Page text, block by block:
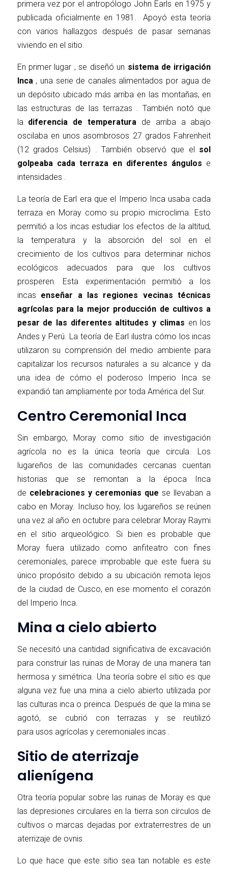
primera vez por el antropólogo John Earls en 1975 y
publicada oficialmente en 1981. Apoyó esta teoría
con varios hallazgos después de pasar semanas
viviendo en el sitio.
En primer lugar ,se diseñó un sistema de irrigación
Inca, una serie de canales alimentados por agua de
un depósito ubicado más arriba en las montañas, en
las estructuras de las terrazas . También notó que
la diferencia de temperatura de arriba a abajo
oscilaba en unos asombrosos 27 grados Fahrenheit
(12 grados Celsius) . También observó que el sol
golpeaba cada terraza en diferentes ángulos e
intensidades .
La teoría de Earl era que el Imperio Inca usaba cada
terraza en Moray como su propio microclima. Esto
permitió a los incas estudiar los efectos de la altitud,
la temperatura y la absorción del sol en el
crecimiento de los cultivos para determinar nichos
ecológicos adecuados para que los cultivos
prosperen. Esta experimentación permitió a los
incas enseñar a las regiones vecinas técnicas
agrícolas para la mejor producción de cultivos a
pesar de las diferentes altitudes y climas en los
Andes y Perú. La teoría de Earl ilustra cómo los incas
utilizaron su comprensión del medio ambiente para
capitalizar los recursos naturales a su alcance y da
una idea de cómo el poderoso Imperio Inca se
expandió tan ampliamente por toda América del Sur.
Centro Ceremonial Inca
Sin embargo, Moray como sitio de investigación
agrícola no es la única teoría que circula. Los
lugareños de las comunidades cercanas cuentan
historias que se remontan a la época Inca
de celebraciones y ceremonias que se llevaban a
cabo en Moray. Incluso hoy, los lugareños se reúnen
una vez al año en octubre para celebrar Moray Raymi
en el sitio arqueológico. Si bien es probable que
Moray fuera utilizado como anfiteatro con fines
ceremoniales, parece improbable que este fuera su
único propósito debido a su ubicación remota lejos
de la ciudad de Cusco, en ese momento el corazón
del Imperio Inca.
Mina a cielo abierto
Se necesitó una cantidad significativa de excavación
para construir las ruinas de Moray de una manera tan
hermosa y simétrica. Una teoría sobre el sitio es que
alguna vez fue una mina a cielo abierto utilizada por
las culturas inca o preinca. Después de que la mina se
agotó, se cubrió con terrazas y se reutilizó
para usos agrícolas y ceremoniales incas .
Sitio de aterrizaje
alienígena
Otra teoría popular sobre las ruinas de Moray es que
las depresiones circulares en la tierra son círculos de
cultivos o marcas dejadas por extraterrestres de un
aterrizaje de ovnis.
Lo que hace que este sitio sea tan notable es este